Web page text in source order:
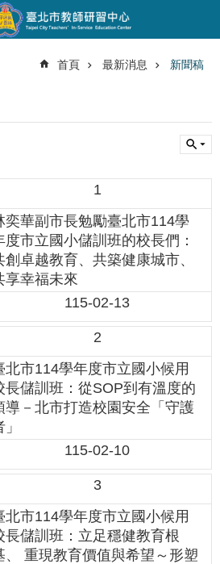
首頁 最新消息 新聞稿
1
奕華副市長勉勵臺北市114學
度市立國小儲訓班的校長們：
創卓越教育、共築健康城市、
享幸福未來
115-02-13
2
北市114學年度市立國小候用
長儲訓班：從SOP到有溫度的
導－北市打造校園安全「守護
115-02-10
3
北市114學年度市立國小候用
長儲訓班：立足穩健教育根
、 重現教育價值與希望～形塑